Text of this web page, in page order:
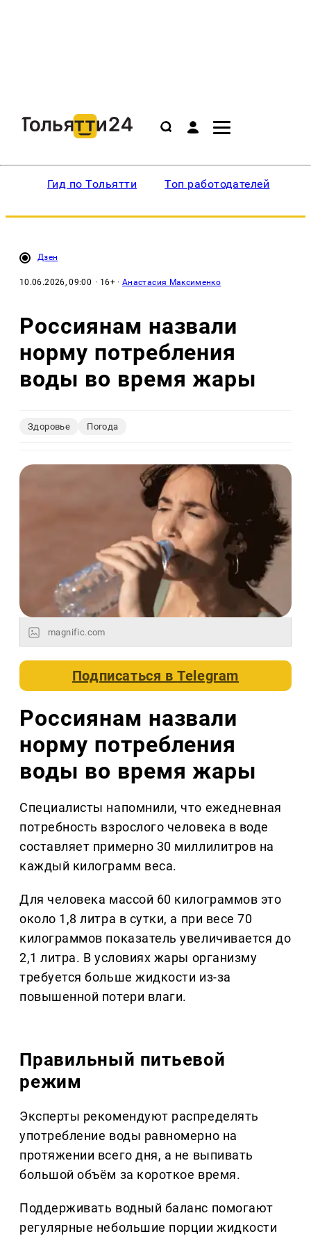
Гид по Тольятти Топ работодателей
Дзен
10.06.2026, 09:00 · 16+ ·Анастасия Максименко
Россиянам назвали
норму потребления
воды во время жары
Здоровье Погода
magnific.com
Подписаться вTelegram
Россиянам назвали
норму потребления
воды во время жары
Специалисты напомнили, что ежедневная
потребность взрослого человека в воде
составляет примерно 30 миллилитров на
каждый килограмм веса.
Для человека массой 60 килограммов это
около 1,8 литра в сутки, а при весе 70
килограммов показатель увеличивается до
2,1 литра. В условиях жары организму
требуется больше жидкости из-за
повышенной потери влаги.
Правильный питьевой
режим
Эксперты рекомендуют распределять
употребление воды равномерно на
протяжении всего дня, а не выпивать
большой объём за короткое время.
Поддерживать водный баланс помогают
регулярные небольшие порции жидкости